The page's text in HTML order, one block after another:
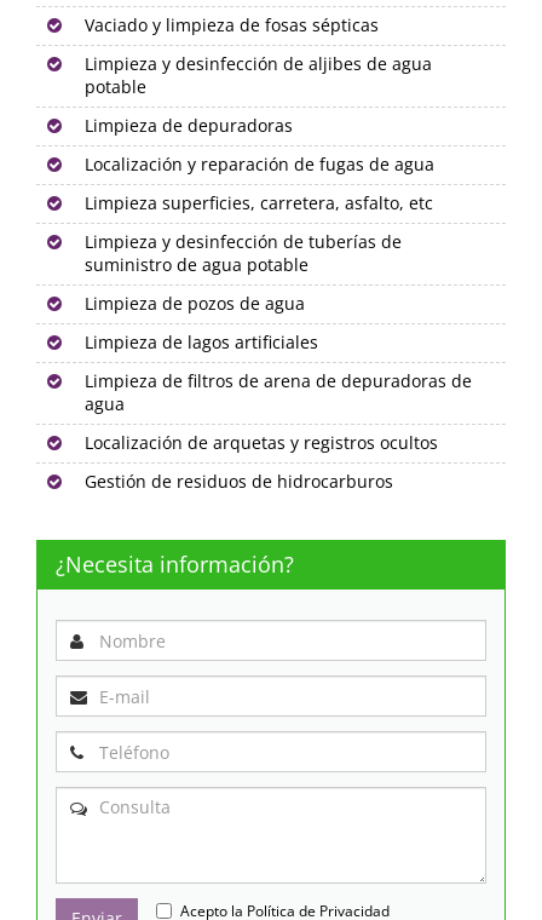
Vaciado y limpieza de fosas sépticas
Limpieza y desinfección de aljibes de agua
potable
Limpieza de depuradoras
Localización y reparación de fugas de agua
Limpieza superficies, carretera, asfalto, etc
Limpieza y desinfección de tuberías de
suministro de agua potable
Limpieza de pozos de agua
Limpieza de lagos artificiales
Limpieza de filtros de arena de depuradoras de
agua
Localización de arquetas y registros ocultos
Gestión de residuos de hidrocarburos
¿Necesita información?
Acepto la Política de Privacidad